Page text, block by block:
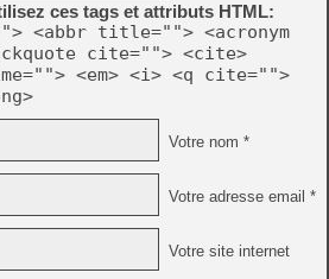
ces tags et attributs HTML:
<abbr title=""> <acronym
cite=""> <cite>
<em> <i> <q cite="">
Votre nom *
Votre adresse email *
Votre site internet